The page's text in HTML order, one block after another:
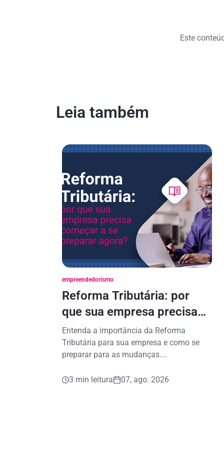
Este
Leia também
empreendedorismo
Reforma Tributária: por
que sua empresa precisa
começar a se preparar
agora?
Entenda a importância da Reforma
Tributária para sua empresa e como se
preparar para as mudanças.
seguras.
3 min leitura 07, ago. 2026